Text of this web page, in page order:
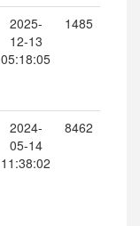
2025-
12-13
05:18:05
1485
2024-
05-14
11:38:02
8462